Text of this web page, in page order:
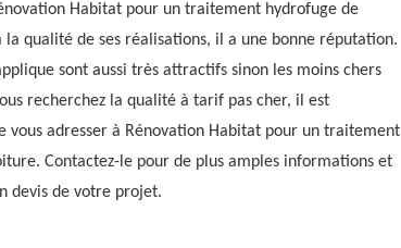
Habitat pour un traitement hydrofuge de
qualité de ses réalisations, il a une bonne réputation.
sont aussi très attractifs sinon les moins chers
recherchez la qualité à tarif pas cher, il est
vous adresser à Rénovation Habitat pour un traitement
Contactez-le pour de plus amples informations et
devis de votre projet.